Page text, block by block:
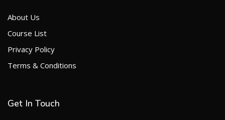
About Us
Course List
Privacy Policy
Terms & Conditions
Get In Touch